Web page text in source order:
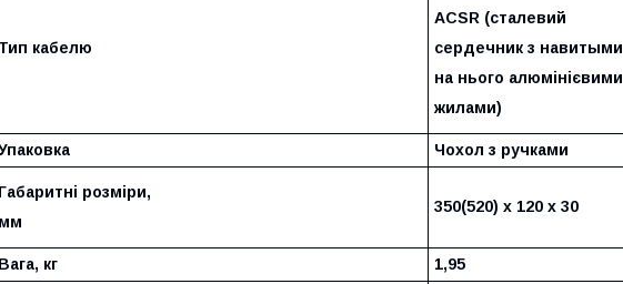
Тип кабелю
ACSR (сталевий
сердечник з навитыми
на нього алюмінієвими
жилами)
Чохол з ручками
Габаритні розміри,
мм
350(520) х 120 х 30
Вага, кг 1,95